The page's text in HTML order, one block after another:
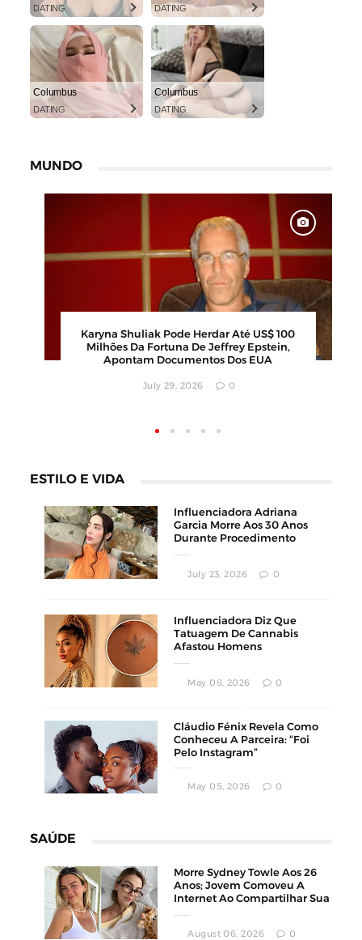
DATING DATING
Columbus
DATING
Columbus
DATING
MUNDO
Karyna Shuliak Pode Herdar Até US$ 100
Milhões Da Fortuna De Jeffrey Epstein,
Apontam Documentos Dos EUA
July 29, 2026
ESTILO E VIDA
Influenciadora Adriana
Garcia Morre Aos 30 Anos
Durante Procedimento
July 23, 2026 0
Influenciadora Diz Que
Tatuagem De Cannabis
Afastou Homens
May 08, 2026 0
Cláudio Fénix Revela Como
Conheceu A Parceira: “Foi
Pelo Instagram”
May 05, 2026 0
SAÚDE
Morre Sydney Towle Aos 26
Anos; Jovem Comoveu A
Internet Ao Compartilhar Sua
August 06, 2026 0